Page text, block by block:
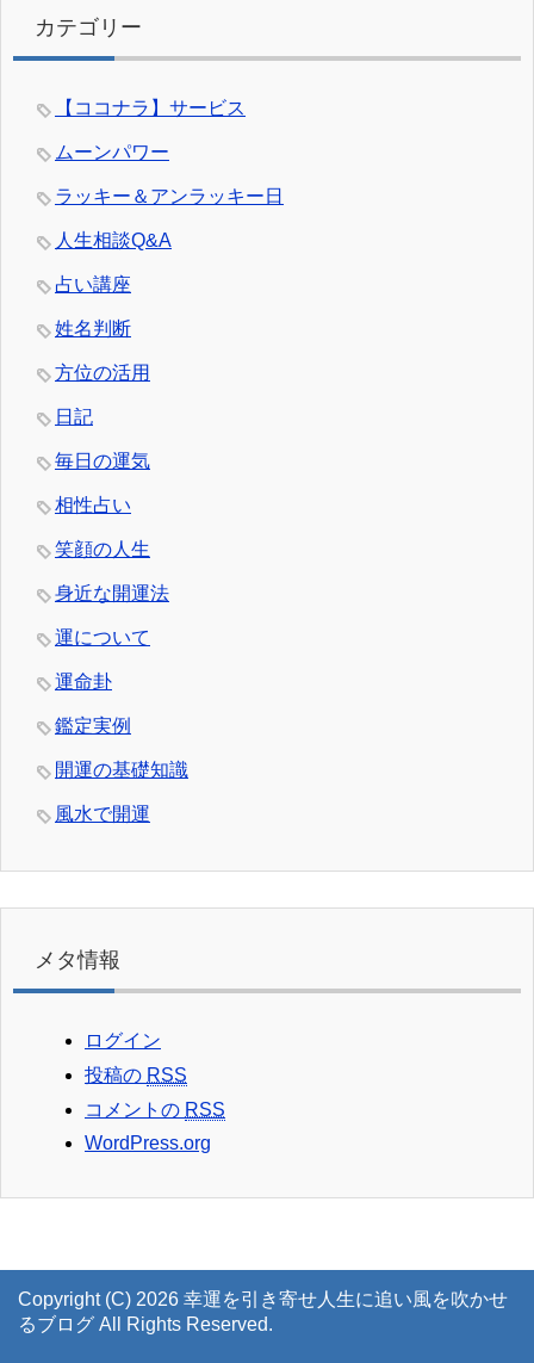
カテゴリー
【ココナラ】サービス
ムーンパワー
ラッキー＆アンラッキー日
人生相談Q&A
占い講座
姓名判断
方位の活用
日記
毎日の運気
相性占い
笑顔の人生
身近な開運法
運について
運命卦
鑑定実例
開運の基礎知識
風水で開運
メタ情報
ログイン
投稿の RSS
コメントの RSS
WordPress.org
Copyright (C) 2026 幸運を引き寄せ人生に追い風を吹かせ
るブログ All Rights Reserved.